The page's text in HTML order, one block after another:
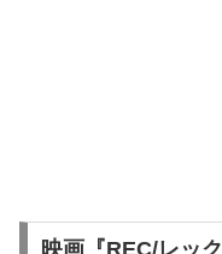
映画『REC/レッ